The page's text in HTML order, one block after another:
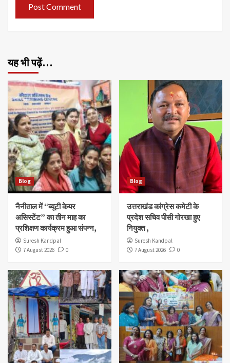
यह भी पढ़ें…
Blog
नैनीताल में “ब्यूटी केयर
असिस्टेंट” का तीन माह का
प्रशिक्षण कार्यक्रम हुआ संपन्न,
Suresh Kandpal
7 August 2026
0
Blog
उत्तराखंड कांग्रेस कमेटी के
प्रदेश सचिव पीसी गोरखा हुए
नियुक्त ,
Suresh Kandpal
7 August 2026
0